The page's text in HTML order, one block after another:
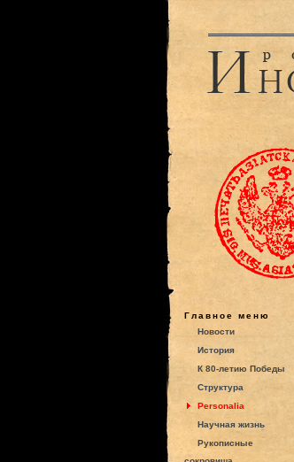
Главное меню
Новости
История
К 80-летию Победы
Структура
Personalia
Научная жизнь
Рукописные